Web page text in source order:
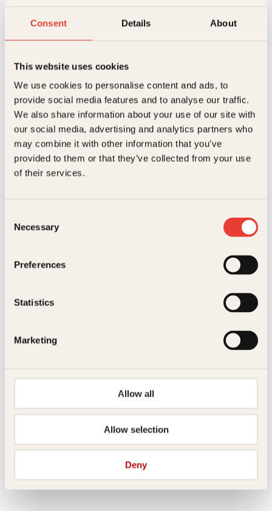
Consent Details About
This website uses cookies
We use cookies to personalise content and ads, to
provide social media features and to analyse our traffic.
We also share information about your use of our site with
our social media, advertising and analytics partners who
may combine it with other information that you’ve
provided to them or that they’ve collected from your use
of their services.
Selection
Necessary
Preferences
Statistics
Marketing
Allow all
Allow selection
Deny
Mangler du ord?Blir du ofte målløs?Dette er boka
vil hverdagen aldri mer bli ubegripelig. Du vil faktisk
Kagge Forlag AS,
Sjangere
Målgruppe
Språk nob
ISBN 9788248901525
Utgivelsesår 2001
Bokformat Innbundet
Relaterte produkter
E
Vilhelm Pedersen
Innbundet
E
Kjell Risvik, Lorenz Frölich,
Les mer
Morten Brun, Norunn B.
Schjerven
Se opp for
rullestol i
motgående